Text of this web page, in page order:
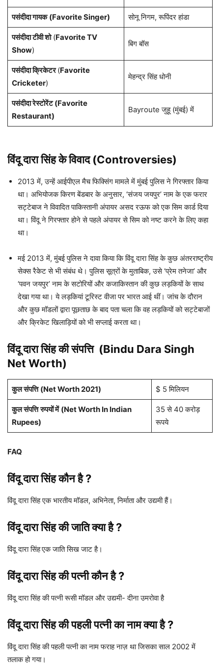
पसंदीदा गायक (Favorite Singer) सोनू निगम, रूपिंदर हांडा
पसंदीदा टीवी शो(Favorite TV
Show)
बिग बॉस
पसंदीदा क्रिकेटर(Favorite
Cricketer)
मेहन्द्र सिंह धोनी
पसंदीदा रेस्टोरेंट (Favorite
Restaurant)
Bayroute जुहू (मुंबई) में
विंदू दारा सिंहके विवाद (Controversies)
2013 में, उन्हें आईपीएल मैच फिक्सिंग मामले में मुंबई पुलिस ने गिरफ्तार किया
था। अभियोजक किरण बेंडबार के अनुसार, ‘संजय जयपुर’ नाम के एक फरार
सट्टेबाज ने विवादित पाकिस्तानी अंपायर असद रऊफ को एक सिम कार्ड दिया
था। विंदू ने गिरफ्तार होने से पहले अंपायर से सिम को नष्ट करने के लिए कहा
था।
मई 2013 में, मुंबई पुलिस ने दावा किया कि विंदू दारा सिंह के कुछ अंतरराष्ट्रीय
सेक्स रैकेट से भी संबंध थे। पुलिस सूत्रों के मुताबिक, उसे ‘प्रेम तनेजा’ और
‘पवन जयपुर’ नाम के सटोरियों और कजाकिस्तान की कुछ लड़कियों के साथ
देखा गया था। ये लड़कियां टूरिस्ट वीजा पर भारत आई थीं। जांच के दौरान
और कुछ मॉडलों द्वारा पूछताछ के बाद पता चला कि वह लड़कियों को सट्टेबाजों
और क्रिकेट खिलाड़ियों को भी सप्लाई करता था।
विंदू दारा सिंह की संपत्ति (Bindu Dara Singh
Net Worth)
कुल संपत्ति (Net Worth 2021) $ 5 मिलियन
कुल संपत्ति रुपयों में (Net Worth In Indian
Rupees)
35 से 40 करोड़
रूपये
FAQ
विंदू दारा सिंह कौन है ?
विंदू दारा सिंह एक भारतीय मॉडल, अभिनेता, निर्माता और उद्यमी हैं।
विंदू दारा सिंह की जाति क्या है ?
विंदू दारा सिंहएक जाति सिख जाट है।
विंदू दारा सिंह की पत्नी कौन है ?
विंदू दारा सिंह की पत्नी रूसी मॉडल और उद्यमी- दीना उमरोवा है
विंदू दारा सिंह की पहली पत्नी का नाम क्या है ?
विंदू दारा सिंह की पहली पत्नी का नाम फराह नाज़ था जिसका साल 2002 में
तलाक हो गया।